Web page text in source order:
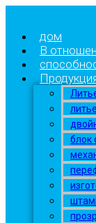
дом
В
блок